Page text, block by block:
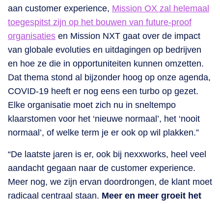
aan customer experience, Mission OX zal helemaal
toegespitst zijn op het bouwen van future-proof
organisaties en Mission NXT gaat over de impact
van globale evoluties en uitdagingen op bedrijven
en hoe ze die in opportuniteiten kunnen omzetten.
Dat thema stond al bijzonder hoog op onze agenda,
COVID-19 heeft er nog eens een turbo op gezet.
Elke organisatie moet zich nu in sneltempo
klaarstomen voor het ‘nieuwe normaal’, het ‘nooit
normaal’, of welke term je er ook op wil plakken.”
“De laatste jaren is er, ook bij nexxworks, heel veel
aandacht gegaan naar de customer experience.
Meer nog, we zijn ervan doordrongen, de klant moet
radicaal centraal staan. Meer en meer groeit het